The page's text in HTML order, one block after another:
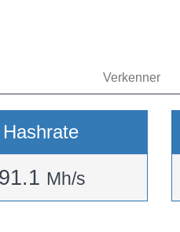
Verkenner
Hashrate
Mh/s